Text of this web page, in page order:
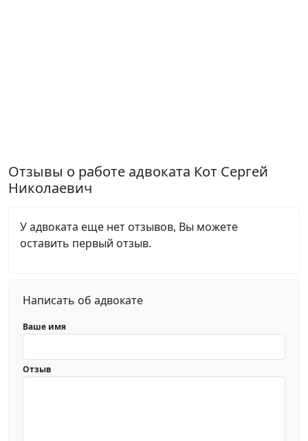
Отзывы о работе адвоката Кот Сергей
Николаевич
У адвоката еще нет отзывов, Вы можете
оставить первый отзыв.
Написать об адвокате
Ваше имя
Отзыв